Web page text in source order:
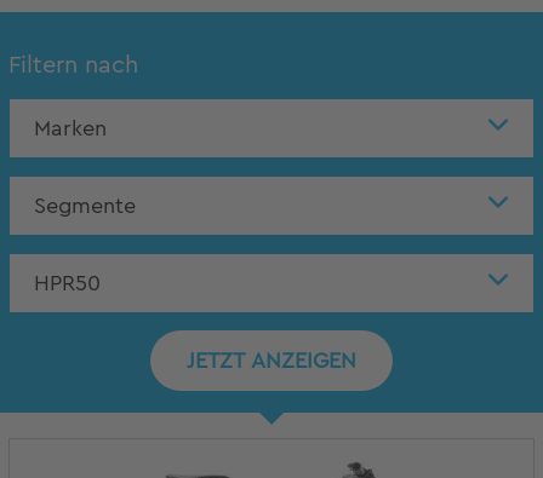
Filtern nach
Marken
Segmente
HPR50
JETZT ANZEIGEN